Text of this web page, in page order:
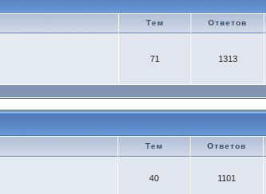
Тем Ответов
71 1313
Тем Ответов
40 1101